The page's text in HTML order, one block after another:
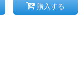
購入する